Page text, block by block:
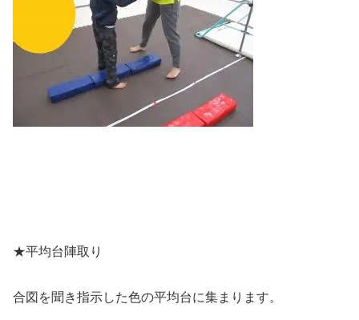
★平均台陣取り
合図を聞き指示した色の平均台に集まります。